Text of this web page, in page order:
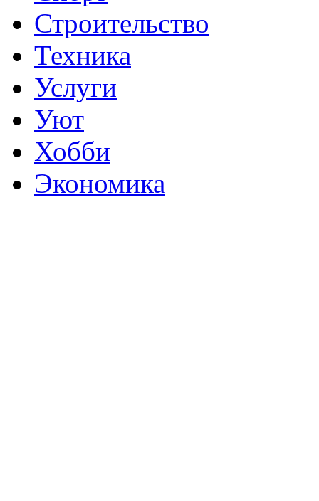
Строительство
Техника
Услуги
Уют
Хобби
Экономика